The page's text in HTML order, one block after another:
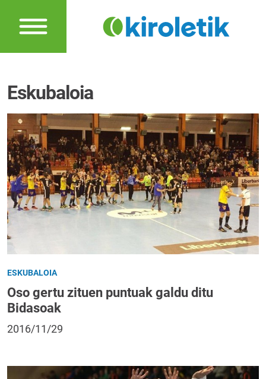
Eskubaloia
ESKUBALOIA
Oso gertu zituen puntuak galdu ditu
Bidasoak
2016/11/29